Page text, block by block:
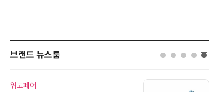
브랜드 뉴스룸
위고페어